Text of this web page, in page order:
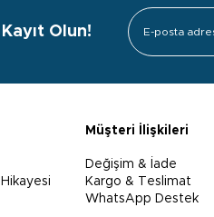
Olun!
Müşteri İlişkileri
Değişim & İade
Kargo & Teslimat
WhatsApp Destek